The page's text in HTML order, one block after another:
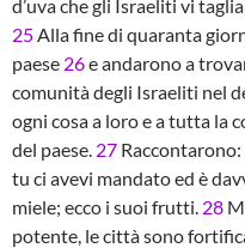
d’uva che gli Israeliti vi
25Alla fine di quaranta
paese 26e andarono a
comunità degli Israeliti nel
ogni cosa a loro e a tutta la
del paese. 27
tu ci avevi mandato ed è
miele; ecco i suoi frutti. 28
potente, le città sono